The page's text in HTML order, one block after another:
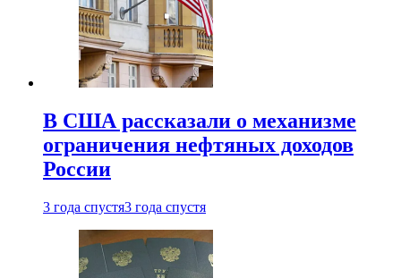
В США рассказали о механизме
ограничения нефтяных доходов
России
3 года спустя3 года спустя